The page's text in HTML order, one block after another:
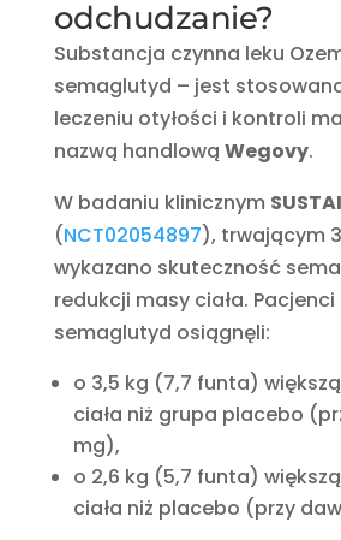
odchudzanie?
Substancja czynna leku
semaglutyd – jest
leczeniu otyłości i kontroli
nazwą handlową Wegovy.
W badaniu klinicznym
(NCT02054897), trwającym
wykazano skuteczność
redukcji masy ciała.
semaglutyd osiągnęli:
o 3,5 kg (7,7 funta)
ciała niż grupa placebo
mg),
o 2,6 kg (5,7 funta)
ciała niż placebo (przy